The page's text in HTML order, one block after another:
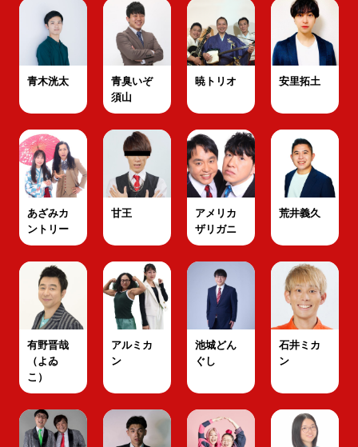
青木洸太
青臭いぞ
須山
暁トリオ 安里拓土
あざみカ
ントリー
甘王
アメリカ
ザリガニ
荒井義久
有野晋哉
（よゐ
こ）
アルミカ
ン
池城どん
ぐし
石井ミカ
ン